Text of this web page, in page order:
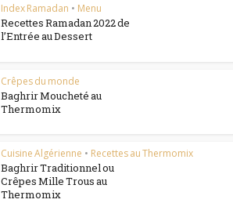
Index Ramadan • Menu
Recettes Ramadan 2022 de
l’Entrée au Dessert
Crêpes du monde
Baghrir Moucheté au
Thermomix
Cuisine Algérienne • Recettes au Thermomix
Baghrir Traditionnel ou
Crêpes Mille Trous au
Thermomix